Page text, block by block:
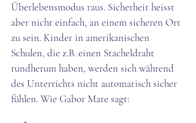
Überlebensmodus raus. Sicherheit heisst
aber nicht einfach, an einem sicheren Ort
zu sein. Kinder in amerikanischen
Schulen, die z.B. einen Stacheldraht
rundherum haben, werden sich während
des Unterrichts nicht automatisch sicher
fühlen. Wie Gabor Mate sagt: